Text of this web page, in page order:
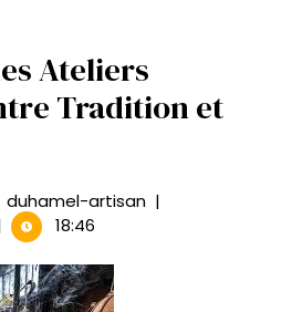
Ateliers
Tradition et
duhamel-artisanExploration
|
18:46